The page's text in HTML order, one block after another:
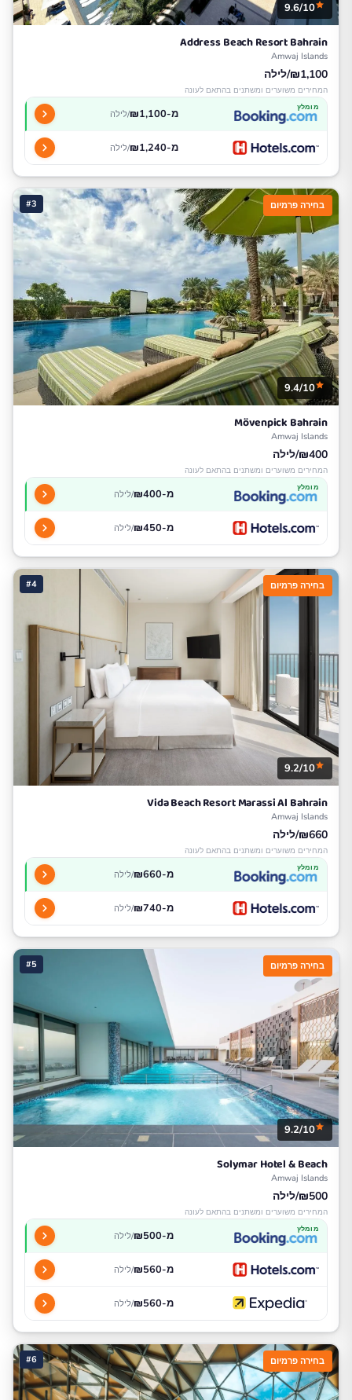
9.6/10
Address Beach Resort Bahrain
Amwaj Islands
₪1,100/לילה
המחירים משוערים ומשתנים בהתאם לעונה
מומלץ מ-₪1,100 /לילה
מ-₪1,240 /לילה
#3 בחירה פרמיום
9.4/10
Mövenpick Bahrain
Amwaj Islands
₪400/לילה
המחירים משוערים ומשתנים בהתאם לעונה
מומלץ מ-₪400 /לילה
מ-₪450 /לילה
#4 בחירה פרמיום
9.2/10
Vida Beach Resort Marassi Al Bahrain
Amwaj Islands
₪660/לילה
המחירים משוערים ומשתנים בהתאם לעונה
מומלץ מ-₪660 /לילה
מ-₪740 /לילה
#5 בחירה פרמיום
9.2/10
Solymar Hotel & Beach
Amwaj Islands
₪500/לילה
המחירים משוערים ומשתנים בהתאם לעונה
מומלץ מ-₪500 /לילה
מ-₪560 /לילה
מ-₪560 /לילה
#6 בחירה פרמיום